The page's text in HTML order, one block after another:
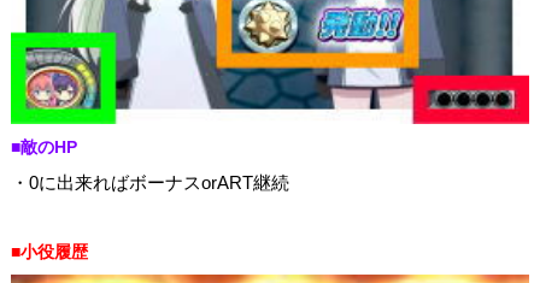
■敵のHP
・0に出来ればボーナスorART継続
■小役履歴